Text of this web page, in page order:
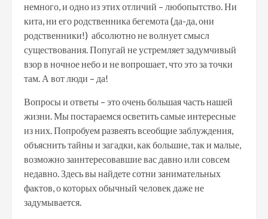
немного, и одно из этих отличий – любопытство. Ни
кита, ни его родственника бегемота (да-да, они
родственники!) абсолютно не волнует смысл
существования. Попугай не устремляет задумчивый
взор в ночное небо и не вопрошает, что это за точки
там. А вот люди – да!
Вопросы и ответы – это очень большая часть нашей
жизни. Мы постараемся осветить самые интересные
из них. Попробуем развеять всеобщие заблуждения,
объяснить тайны и загадки, как большие, так и малые,
возможно заинтересовавшие вас давно или совсем
недавно. Здесь вы найдете сотни занимательных
фактов, о которых обычный человек даже не
задумывается.